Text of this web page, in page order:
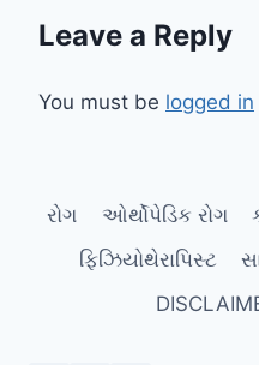
Leave a Reply
You must be logged in
રોગ ઓર્થોપેડિક રોગ
ફિઝિયોથેરાપિસ્ટ